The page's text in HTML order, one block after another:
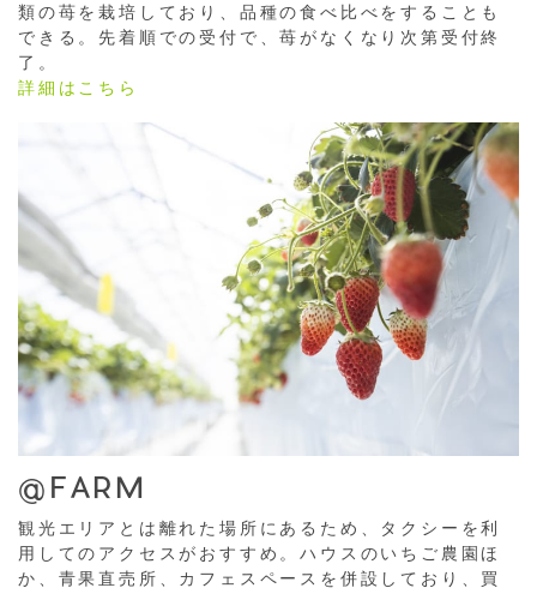
類の苺を栽培しており、品種の食べ比べをすることも
できる。先着順での受付で、苺がなくなり次第受付終
了。
詳細はこちら
@FARM
観光エリアとは離れた場所にあるため、タクシーを利
用してのアクセスがおすすめ。ハウスのいちご農園ほ
か、青果直売所、カフェスペースを併設しており、買